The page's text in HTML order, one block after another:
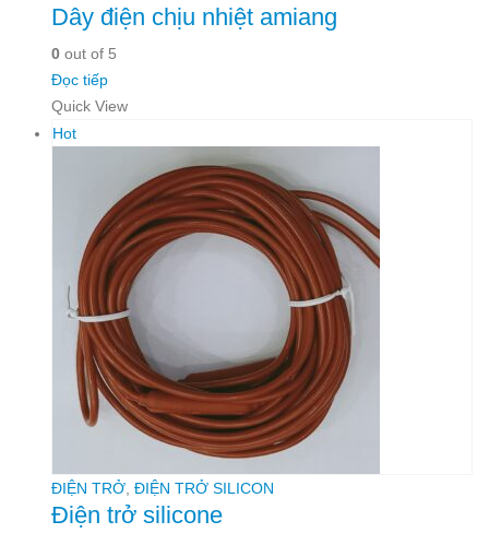
Dây điện chịu nhiệt amiang
0 out of 5
Đọc tiếp
Quick View
Hot
ĐIỆN TRỞ ĐIỆN TRỞ SILICON
Điện trở silicone